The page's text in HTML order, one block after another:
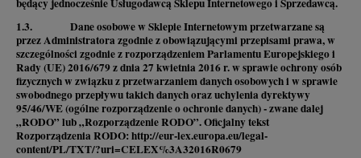
będący jednocześnie Usługodawcą Sklepu Internetowego i Sprzedawcą.
1.3. Dane osobowe w Sklepie Internetowym przetwarzane są
przez Administratora zgodnie z obowiązującymi przepisami prawa, w
szczególności zgodnie z rozporządzeniem Parlamentu Europejskiego i
Rady (UE) 2016/679 z dnia 27 kwietnia 2016 r. w sprawie ochrony osób
fizycznych w związku z przetwarzaniem danych osobowych i w sprawie
swobodnego przepływu takich danych oraz uchylenia dyrektywy
95/46/WE (ogólne rozporządzenie o ochronie danych) - zwane dalej
„RODO” lub „Rozporządzenie RODO”. Oficjalny tekst
Rozporządzenia RODO: http://eur-lex.europa.eu/legal-
content/PL/TXT/?uri=CELEX%3A32016R0679